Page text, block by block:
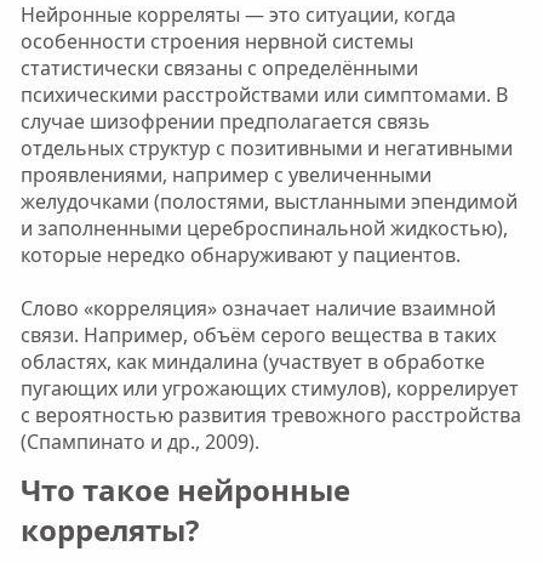
Нейронные корреляты — это ситуации, когда
особенности строения нервной системы
статистически связаны с определёнными
психическими расстройствами или симптомами. В
случае шизофрении предполагается связь
отдельных структур с позитивными и негативными
проявлениями, например с увеличенными
желудочками (полостями, выстланными эпендимой
и заполненными цереброспинальной жидкостью),
которые нередко обнаруживают у пациентов.
Слово «корреляция» означает наличие взаимной
связи. Например, объём серого вещества в таких
областях, как миндалина (участвует в обработке
пугающих или угрожающих стимулов), коррелирует
с вероятностью развития тревожного расстройства
(Спампинато и др., 2009).
Что такое нейронные
корреляты?​